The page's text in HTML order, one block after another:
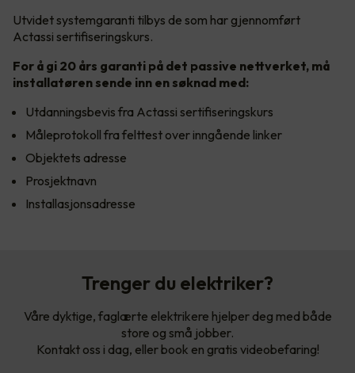
Utvidet systemgaranti tilbys de som har gjennomført
Actassi sertifiseringskurs.
For å gi 20 års garanti på det passive nettverket, må
installatøren sende inn en søknad med:
Utdanningsbevis fra Actassi sertifiseringskurs
Måleprotokoll fra felttest over inngående linker
Objektets adresse
Prosjektnavn
Installasjonsadresse
Trenger du elektriker?
Våre dyktige, faglærte elektrikere hjelper deg med både
store og små jobber.
Kontakt oss i dag, eller book en gratis videobefaring!